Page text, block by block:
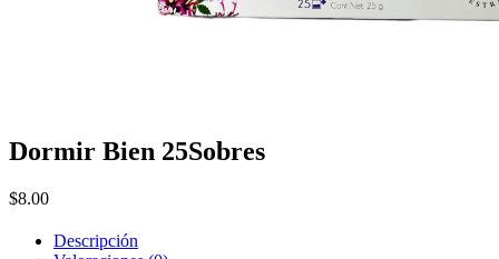
Dormir Bien 25Sobres
$8.00
Descripción